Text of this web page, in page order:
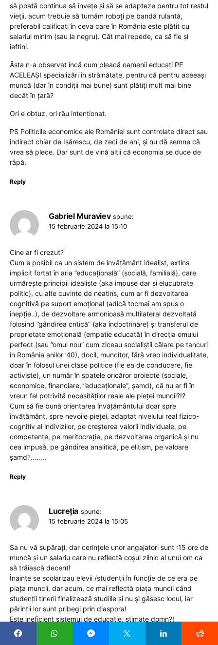
să poată continua să învețe și să se adapteze pentru tot restul
vieții, acum trebuie să turnăm roboți pe bandă rulantă,
preferabil calificați în ceva care în România este plătit cu
salariul minim (sau la negru). Cât mai repede, ca să fie și
ieftini.
Ăsta n-a observat încă cum pleacă oamenii educați PE
ACELEAȘI specializări în străinătate, pentru că pentru aceeași
muncă (dar în condiții mai bune) sunt plătiți mult mai bine
decât în țară?
Ori e obtuz, ori rău intenționat.
PS Politicile economice ale României sunt controlate direct sau
indirect chiar de Isărescu, de zeci de ani, și nu dă semne că
vrea să plece. Dar sunt de vină alții că economia se duce de
râpă.
Reply
Gabriel Muraviev spune:
15 februarie 2024 la 15:10
Cine ar fi crezut?
Cum e posibil ca un sistem de învățământ idealist, extins
implicit forțat în aria ”educațională” (socială, familială), care
urmărește principii idealiste (aka impuse dar și elucubrate
politic), cu alte cuvinte de neatins, cum ar fi dezvoltarea
cognitivă pe suport emoțional (adică tocmai am spus o
inepție..), de dezvoltare armonioasă multilateral dezvoltată
folosind ”gândirea critică” (aka îndoctrinare) și transferul de
proprietate emoțională (empatie educată) în direcția omului
perfect (sau ”omul nou” cum ziceau socialiștii călare pe tancuri
în România anilor ’40), docil, muncitor, fără vreo individualitate,
doar în folosul unei clase politice (fie ea de conducere, fie
activiste), un număr în spatele oricăror proiecte (sociale,
economice, financiare, ”educaționale”, șamd), că nu ar fi în
vreun fel potrivită necesităților reale ale pieței muncii?!?
Cum să fie bună orientarea învățământului doar spre
învățământ, spre nevoile pieței, adaptat nivelului real fizico-
cognitiv al indivizilor, pe creșterea valorii individuale, pe
competențe, pe meritocrație, pe dezvoltarea organică și nu
cea impusă, pe gândirea analitică, pe elitism, pe valoare
șamd?……..
Reply
Lucreția spune:
15 februarie 2024 la 15:05
Sa nu vă supărați, dar cerințele unor angajatori sunt :15 ore de
muncă și un salariu care nu reflectă coșul zilnic al unui om ca
să trăiască decent!
Înainte se școlarizau elevii /studenții în funcție de ce era pe
piața muncii, dar acum, ce mai reflectă piața muncii când
studenții tinerii finalizează studiile și nu și găsesc locul, iar
părinții lor sunt pribegi prin diaspora!
Este ineficient sistemul de educație, stimate domn?!
Aș putea să vă întreb cum au funcționat lucrurile de sunteți
eficient de când vă știu eu numai la BNR….?! Vă răspund eu,